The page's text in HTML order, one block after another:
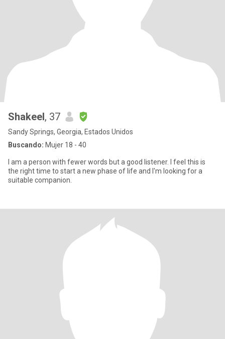
Shakeel, 37
Sandy Springs, Georgia, Estados Unidos
Buscando: Mujer 18 - 40
I am a person with fewer words but a good listener. I feel this is
the right time to start a new phase of life and I'm looking for a
suitable companion.